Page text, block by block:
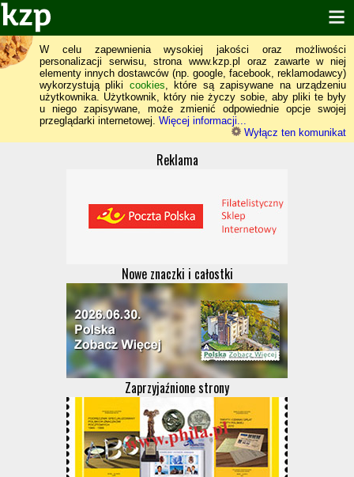
W celu zapewnienia wysokiej jakości oraz możliwości
personalizacji serwisu, strona www.kzp.pl oraz zawarte w niej
elementy innych dostawców (np. google, facebook, reklamodawcy)
wykorzystują pliki cookies, które są zapisywane na urządzeniu
użytkownika. Użytkownik, który nie życzy sobie, aby pliki te były
u niego zapisywane, może zmienić odpowiednie opcje swojej
przeglądarki internetowej. Więcej informacji...
Wyłącz ten komunikat
Reklama
Nowe znaczki i całostki
Zaprzyjaźnione strony